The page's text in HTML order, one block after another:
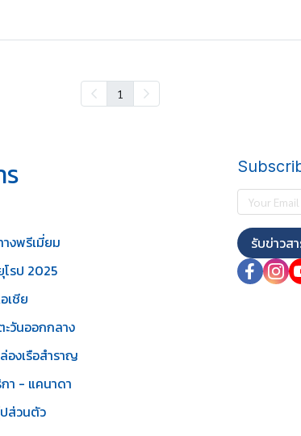
1
งพรีเมี่ยม
โรป 2025
เชีย
ะวันออกกลาง
องเรือสำราญ
า - แคนาดา
ส่วนตัว
รับข่าวส